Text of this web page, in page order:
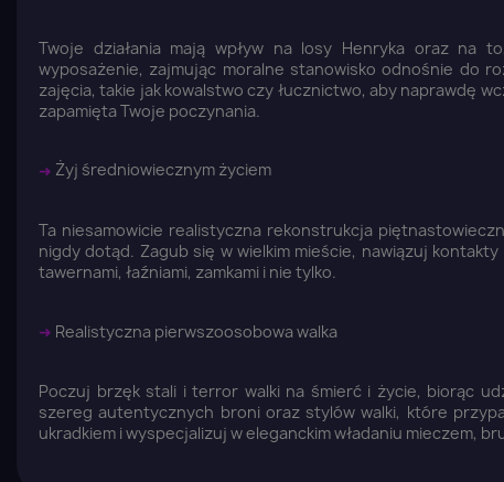
Twoje działania mają wpływ na losy Henryka oraz na
wyposażenie, zajmując moralne stanowisko odnośnie do
zajęcia, takie jak kowalstwo czy łucznictwo, aby naprawdę
zapamięta Twoje poczynania.
➜ Żyj średniowiecznym życiem
Ta niesamowicie realistyczna rekonstrukcja
nigdy dotąd. Zagub się w wielkim mieście, nawiązuj
tawernami, łaźniami, zamkami i nie tylko.
➜ Realistyczna pierwszoosobowa walka
Poczuj brzęk stali i terror walki na śmierć i życie, biorąc
szereg autentycznych broni oraz stylów walki, które
ukradkiem i wyspecjalizuj w eleganckim władaniu mieczem,